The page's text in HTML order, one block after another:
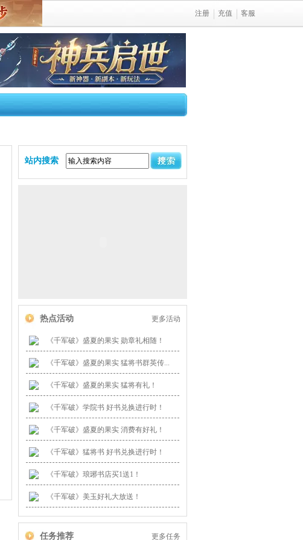
注册 充值 客服
站内搜索
更多活动
热点活动
《千军破》盛夏的果实 勋章礼相随！
《千军破》盛夏的果实 猛将书群英传...
《千军破》盛夏的果实 猛将有礼！
《千军破》学院书 好书兑换进行时！
《千军破》盛夏的果实 消费有好礼！
《千军破》猛将书 好书兑换进行时！
《千军破》琅琊书店买1送1！
《千军破》美玉好礼大放送！
更多任务
任务推荐